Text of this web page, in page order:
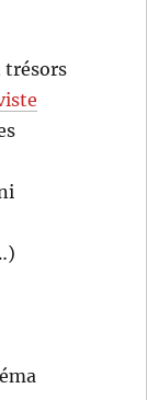
trésors